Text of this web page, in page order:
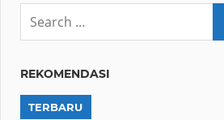
REKOMENDASI
TERBARU